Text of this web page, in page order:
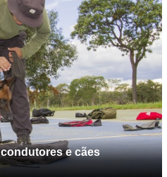
e cães